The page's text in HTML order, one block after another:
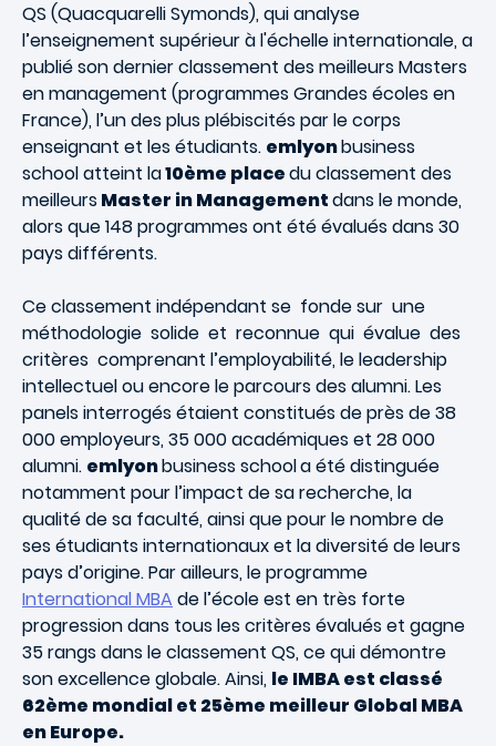
QS (Quacquarelli Symonds), qui analyse
l’enseignement supérieur à l'échelle internationale, a
publié son dernier classement des meilleurs Masters
en management (programmes Grandes écoles en
France), l’un des plus plébiscités par le corps
enseignant et les étudiants. emlyonbusiness
school atteint la10ème placedu classement des
meilleursMaster in Managementdans le monde,
alors que 148 programmes ont été évalués dans 30
pays différents.
Ce classement indépendant se fonde sur une
méthodologie solide et reconnue qui évalue des
critères comprenant l’employabilité, le leadership
intellectuel ou encore le parcours des alumni. Les
panels interrogés étaient constitués de près de 38
000 employeurs, 35 000 académiques et 28 000
alumni. emlyonbusiness schoola été distinguée
notamment pour l’impact de sa recherche, la
qualité de sa faculté, ainsi que pour le nombre de
ses étudiants internationaux et la diversité de leurs
pays d’origine. Par ailleurs, le programme
International MBA de l’école est en très forte
progression dans tous les critères évalués et gagne
35 rangs dans le classement QS, ce qui démontre
son excellence globale. Ainsi, le IMBA est classé
62ème mondial et 25ème meilleur Global MBA
en Europe.